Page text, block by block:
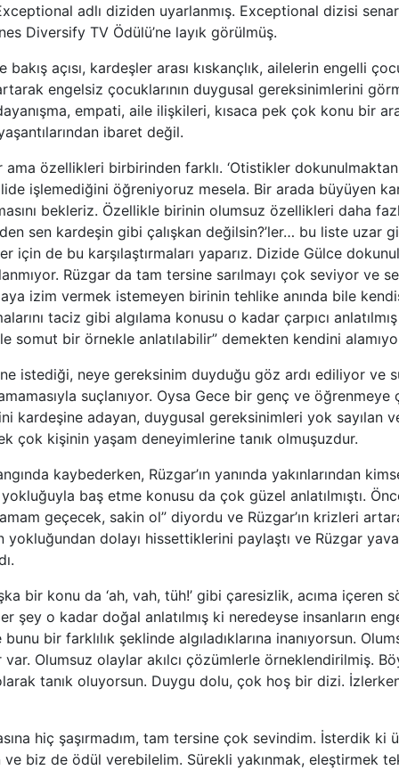
adlı diziden uyarlanmış. Exceptional dizisi
Diversify TV Ödülü’ne layık görülmüş.
açısı, kardeşler arası kıskançlık, ailelerin engelli
engelsiz çocuklarının duygusal gereksinimlerini
empati, aile ilişkileri, kısaca pek çok konu bir
ibaret değil.
özellikleri birbirinden farklı. ‘Otistikler
işlemediğini öğreniyoruz mesela. Bir arada büyüyen
bekleriz. Özellikle birinin olumsuz özellikleri daha
sen kardeşin gibi çalışkan değilsin?’ler… bu liste uzar
için de bu karşılaştırmaları yaparız. Dizide Gülce
Rüzgar da tam tersine sarılmayı çok seviyor ve
izim vermek istemeyen birinin tehlike anında bile
taciz gibi algılama konusu o kadar çarpıcı
somut bir örnekle anlatılabilir” demekten kendini
ne istediği, neye gereksinim duyduğu göz ardı ediliyor ve
suçlanıyor. Oysa Gece bir genç ve öğrenmeye
kardeşine adayan, duygusal gereksinimleri yok sayılan
çok kişinin yaşam deneyimlerine tanık olmuşuzdur.
kaybederken, Rüzgar’ın yanında yakınlarından
baş etme konusu da çok güzel anlatılmıştı.
geçecek, sakin ol” diyordu ve Rüzgar’ın krizleri
yokluğundan dolayı hissettiklerini paylaştı ve Rüzgar
bir konu da ‘ah, vah, tüh!’ gibi çaresizlik, acıma içeren
şey o kadar doğal anlatılmış ki neredeyse insanların
bir farklılık şeklinde algıladıklarına inanıyorsun.
Olumsuz olaylar akılcı çözümlerle örneklendirilmiş.
tanık oluyorsun. Duygu dolu, çok hoş bir dizi.
hiç şaşırmadım, tam tersine çok sevindim. İsterdik ki
biz de ödül verebilelim. Sürekli yakınmak, eleştirmek